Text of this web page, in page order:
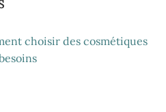
choisir des cosmétiques